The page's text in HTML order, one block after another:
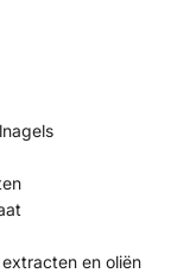
en oliën